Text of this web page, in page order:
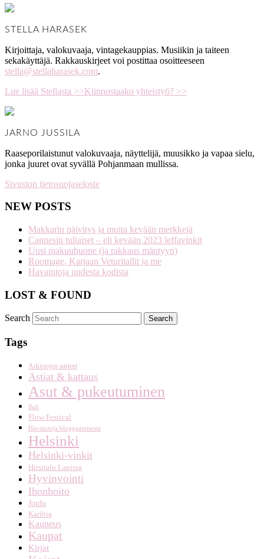
STELLA HARASEK
Kirjoittaja, valokuvaaja, vintagekauppias. Musiikin ja taiteen
sekakäyttäjä. Rakkauskirjeet voi postittaa osoitteeseen
stella@stellaharasek.com.
Lue lisää Stellasta >>Kiinnostaako yhteistyö? >>
JARNO JUSSILA
Raaseporilaistunut valokuvaaja, näyttelijä, muusikko ja vapaa sielu,
jonka juuret ovat syvällä Pohjanmaan mullissa.
Sivuston tietosuojaseloste
NEW POSTS
Makkarin päivitys ja muita kevään merkkejä
Cannesin tuliaiset – eli kevään 2023 leffavinkit
Uusi makuuhuone (ja rakkaus mäntyyn)
Roomage, Karjaan Veturitallit ja me
Havaintoja uudesta kodista
LOST & FOUND
Search
Tags
Arkistojen aarteet
Astiat & kattaus
Asut & pukeutuminen
Bali
Flow Festival
Havaintoja bloggaamisesta
Helsinki
Helsinki-vinkit
Hirsitalo Lapissa
Hyvinvointi
Ihonhoito
Joulu
Karibia
Kauneus
Kaupat
Kirjat